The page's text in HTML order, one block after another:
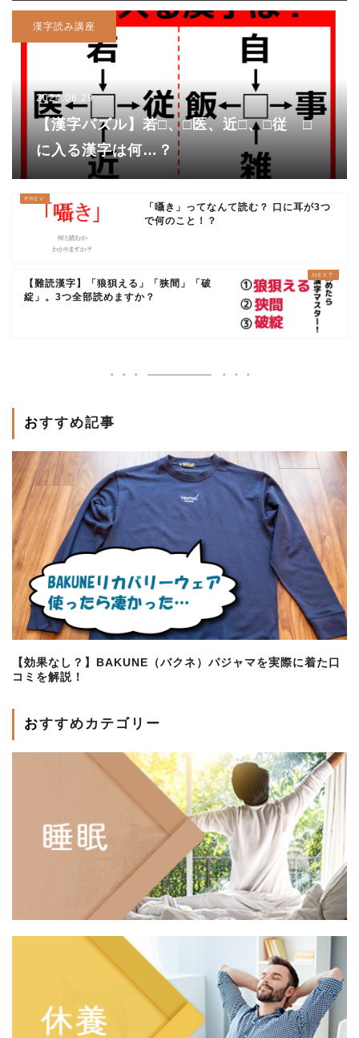
漢字読み講座
2024.06.29
【漢字パズル】若□、□医、近□、□従 □
に入る漢字は何…？
「囁き」ってなんて読む？ 口に耳が3つ
で何のこと！？
【難読漢字】「狼狽える」「狭間」「破
綻」。3つ全部読めますか？
おすすめ記事
【効果なし？】BAKUNE（バクネ）パジャマを実際に着た口
コミを解説！
おすすめカテゴリー